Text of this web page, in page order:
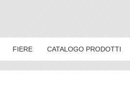
FIERE CATALOGO PRODOTTI